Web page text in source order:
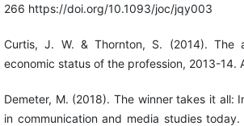
266 https://doi.org/10.1093/joc/jqy003
Curtis, J. W. & Thornton, S. (2014). The
economic status of the profession, 2013-14.
Demeter, M. (2018). The winner takes it all:
in communication and media studies